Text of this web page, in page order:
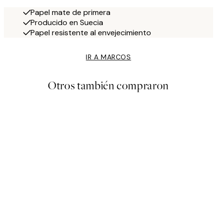
Papel mate de primera
Producido en Suecia
Papel resistente al envejecimiento
IR A MARCOS
Otros también compraron